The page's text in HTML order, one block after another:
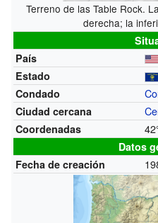
Terreno de las Table Rock.
derecha; la
País
Estado
Condado
Ciudad cercana
Coordenadas
Datos
Fecha de creación